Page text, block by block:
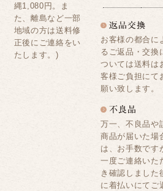
縄1,080円。ま
た、離島など一部
地域の方は送料修
正後にご連絡をい
たします。)
お客様の都合に
るご返品・交換
ついては送料は
客様ご負担にて
願い致します。
万一、不良品や
商品が届いた場
は、お手数です
一度ご連絡いた
き確認しました
に着払いにてご